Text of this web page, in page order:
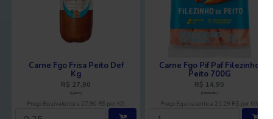
Carne Fgo Frisa Peito Def
Kg
R$ 27,90
(Quilo)
Preço Equivalente a 27,90 R$ por KG
Carne Fgo Pif Paf Filezinho
Peito 700G
R$ 14,90
(Unidade)
Preço Equivalente a 21,29 R$ por KG